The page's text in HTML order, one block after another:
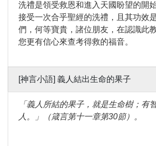
洗禮是領受救恩和進入天國盼望的開
接受一次合乎聖經的洗禮，且其功效
們，何等寶貴，諸位朋友，在認識此
您更有信心來查考得救的福音。
[神言小語] 義人結出生命的果子
「義人所結的果子，就是生命樹；有
人。」（箴言第十一章第30節）。